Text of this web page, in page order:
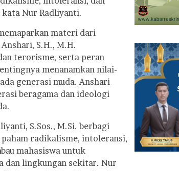
Nur Radliyanti.
materi dari
S.H., M.H.
terorisme, serta peran
menanamkan nilai-
generasi muda. Anshari
beragama dan ideologi
S.Sos., M.Si. berbagi
paham radikalisme, intoleransi,
mahasiswa untuk
dan lingkungan sekitar. Nur